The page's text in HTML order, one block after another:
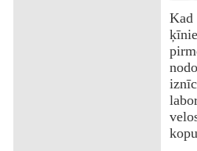
Kad